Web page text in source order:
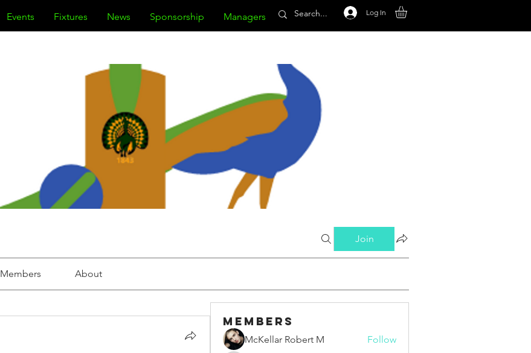
Events Fixtures News Sponsorship Managers Log In
Join
Members About
Members
McKellar Robert M Follow